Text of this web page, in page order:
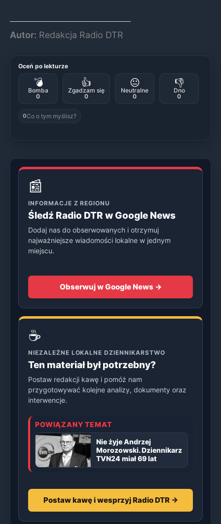
Autor: Redakcja Radio DTR
Oceń po lekturze
💣
Bomba
0
👍
Zgadzam się
0
😐
Neutralne
0
👎
Dno
0
0Co o tym myślisz?
📰
INFORMACJE Z REGIONU
Śledź Radio DTR w Google News
Dodaj nas do obserwowanych i otrzymuj
najważniejsze wiadomości lokalne w jednym
miejscu.
Obserwuj w Google News →
☕
NIEZALEŻNE LOKALNE DZIENNIKARSTWO
Ten materiał był potrzebny?
Postaw redakcji kawę i pomóż nam
przygotowywać kolejne analizy, dokumenty oraz
interwencje.
POWIĄZANY TEMAT
Nie żyje Andrzej
Morozowski. Dziennikarz
TVN24 miał 69 lat
Postaw kawę i wesprzyj Radio DTR →